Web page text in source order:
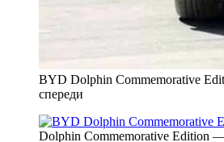
BYD Dolphin Commemorative
спереди
Dolphin Commemorative Edition